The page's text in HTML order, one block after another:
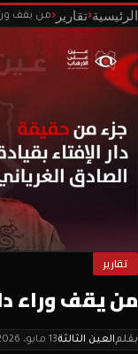
الرئيسية‹تقارير ‹من يقف
تقارير
من يقف وراء
بقلمالعين الثالثة13 مايو، 2026